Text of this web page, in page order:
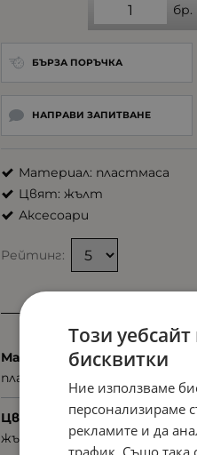
бр.
БЪРЗА ПОРЪЧКА
НАПРАВИ ЗАПИТВАНЕ
Материал: пластмаса
Цвят: жълт
Аксесоари
Рейтинг:
Материал
пластмаса
Цвят
жълт
Този
бисквитки
Ние използваме
персонализираме
рекламите и да
трафик. Също така